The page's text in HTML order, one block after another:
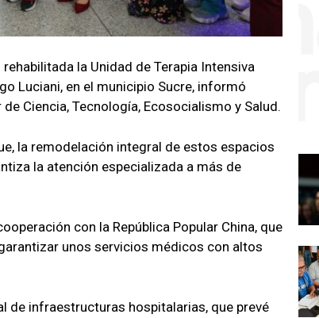
la Unidad de Terapia Intensiva
Luciani, en el municipio Sucre, informó
Ciencia, Tecnología, Ecosocialismo y Salud.
la remodelación integral de estos espacios
la atención especializada a más de
con la República Popular China, que
unos servicios médicos con altos
de infraestructuras hospitalarias, que prevé